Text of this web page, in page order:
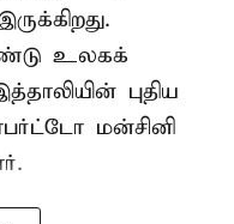
உலகக்
புதிய
மன்சினி